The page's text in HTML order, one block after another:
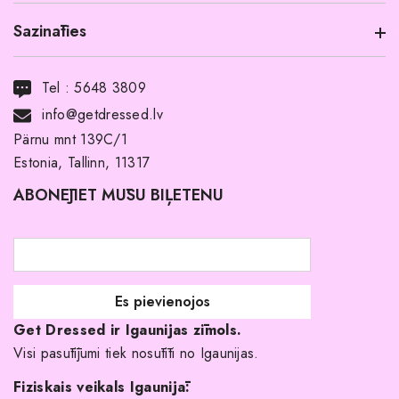
Informācija par produktu
Noma ar pirkuma tiesībām
Par mums
Pirkuma noteikumi un nosacījumi
Atgriešanas politika
Līgavas družiņu kleitas
Veikali
Kāpēc izvēlēties mūs?
Sazināties
Tel :5648 3809
info@getdressed.lv
Pärnu mnt 139C/1
Estonia, Tallinn, 11317
ABONĒJIET MŪSU BIĻETENU
Get Dressed ir Igaunijas zīmols.
Visi pasūtījumi tiek nosūtīti no Igaunijas.
Fiziskais veikals Igaunijā: